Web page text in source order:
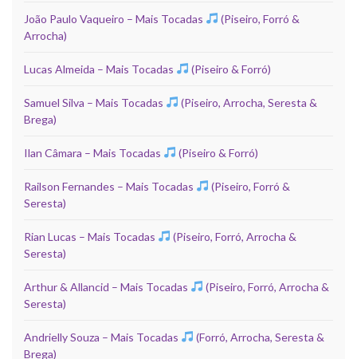
João Paulo Vaqueiro – Mais Tocadas
(Piseiro, Forró &
Arrocha)
Lucas Almeida – Mais Tocadas (Piseiro & Forró)
Samuel Silva – Mais Tocadas
(Piseiro, Arrocha, Seresta &
Brega)
Ilan Câmara – Mais Tocadas (Piseiro & Forró)
Railson Fernandes – Mais Tocadas
(Piseiro, Forró &
Seresta)
Rian Lucas – Mais Tocadas
(Piseiro, Forró, Arrocha &
Seresta)
Arthur & Allancid – Mais Tocadas
(Piseiro, Forró, Arrocha &
Seresta)
Andrielly Souza – Mais Tocadas
(Forró, Arrocha, Seresta &
Brega)